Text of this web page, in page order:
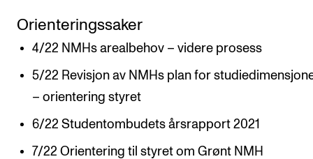
Orienteringssaker
4/22 NMHs arealbehov – videre prosess
5/22 Revisjon av NMHs plan for
– orientering styret
6/22 Studentombudets årsrapport 2021
7/22 Orientering til styret om Grønt NMH